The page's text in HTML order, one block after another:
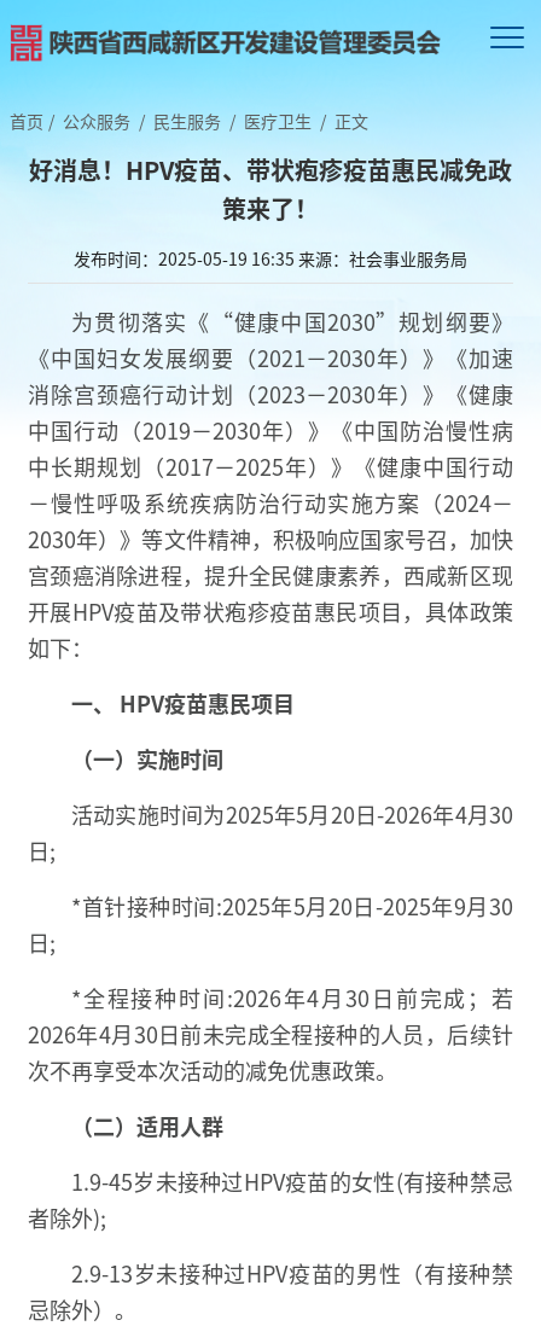
首页 / 公众服务 / 民生服务 / 医疗卫生 / 正文
好消息！HPV疫苗、带状疱疹疫苗惠民减免政
策来了！
发布时间：2025-05-19 16:35 来源：社会事业服务局
为贯彻落实《“健康中国2030”规划纲要》
《中国妇女发展纲要（2021－2030年）》《加速
消除宫颈癌行动计划（2023－2030年）》《健康
中国行动（2019－2030年）》《中国防治慢性病
中长期规划（2017－2025年）》《健康中国行动
－慢性呼吸系统疾病防治行动实施方案（2024－
2030年）》等文件精神，积极响应国家号召，加快
宫颈癌消除进程，提升全民健康素养，西咸新区现
开展HPV疫苗及带状疱疹疫苗惠民项目，具体政策
如下：
一、 HPV疫苗惠民项目
（一）实施时间
活动实施时间为2025年5月20日-2026年4月30
日;
*首针接种时间:2025年5月20日-2025年9月30
日;
*全程接种时间:2026年4月30日前完成；若
2026年4月30日前未完成全程接种的人员，后续针
次不再享受本次活动的减免优惠政策。
（二）适用人群
1.9-45岁未接种过HPV疫苗的女性(有接种禁忌
者除外);
2.9-13岁未接种过HPV疫苗的男性（有接种禁
忌除外）。